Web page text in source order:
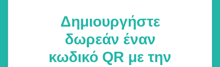
Δημιουργήστε
δωρεάν έναν
κωδικό QR με την